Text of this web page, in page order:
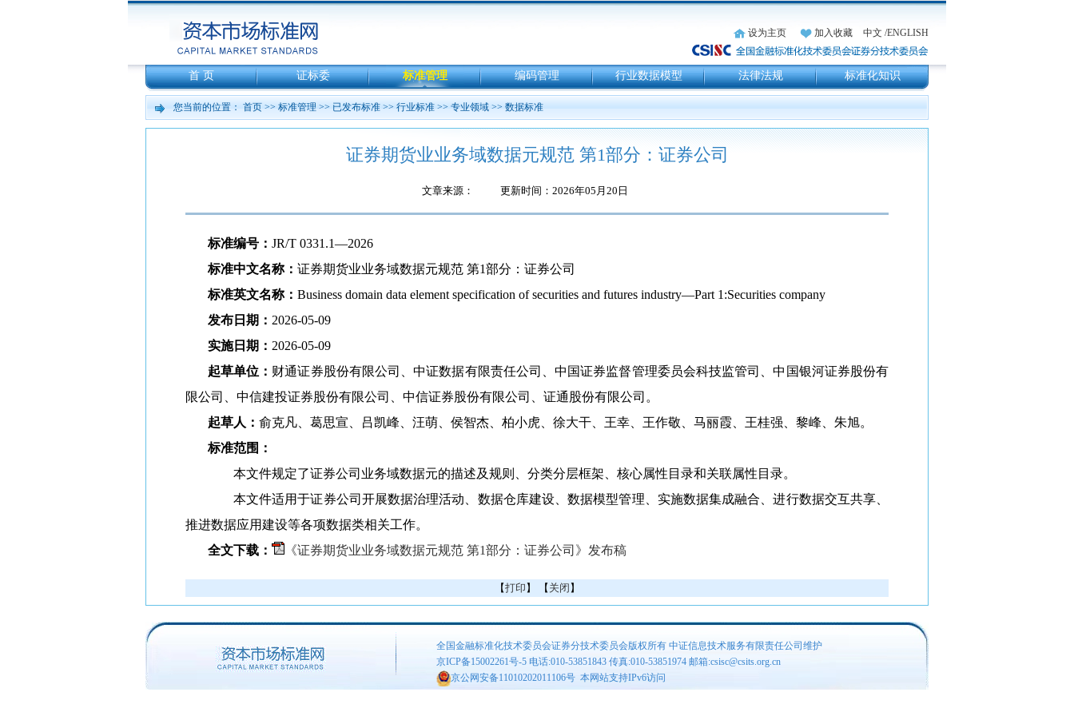
设为主页 加入收藏 中文 /ENGLISH
首 页 证标委 标准管理 编码管理 行业数据模型 法律法规 标准化知识
您当前的位置： 首页 >> 标准管理 >> 已发布标准 >> 行业标准 >> 专业领域 >> 数据标准
证券期货业业务域数据元规范 第1部分：证券公司
文章来源： 更新时间：2026年05月20日
标准编号： JR/T 0331.1—2026
标准中文名称： 证券期货业业务域数据元规范 第1部分：证券公司
标准英文名称： Business domain data element specification of securities and futures industry—Part 1:Securities company
发布日期： 2026-05-09
实施日期： 2026-05-09
起草单位： 财通证券股份有限公司、中证数据有限责任公司、中国证券监督管理委员会科技监管司、中国银河证券股份有
限公司、中信建投证券股份有限公司、中信证券股份有限公司、证通股份有限公司。
起草人： 俞克凡、葛思宣、吕凯峰、汪萌、侯智杰、柏小虎、徐大干、王幸、王作敬、马丽霞、王桂强、黎峰、朱旭。
标准范围：
本文件规定了证券公司业务域数据元的描述及规则、分类分层框架、核心属性目录和关联属性目录。
本文件适用于证券公司开展数据治理活动、数据仓库建设、数据模型管理、实施数据集成融合、进行数据交互共享、
推进数据应用建设等各项数据类相关工作。
全文下载：
《证券期货业业务域数据元规范 第1部分：证券公司》发布稿
【打印 】 【 关闭 】
全国金融标准化技术委员会证券分技术委员会版权所有 中证信息技术服务有限责任公司维护
京ICP备15002261号-5电话:010-53851843 传真:010-53851974 邮箱:csisc@csits.org.cn
京公网安备11010202011106号本网站支持IPv6访问